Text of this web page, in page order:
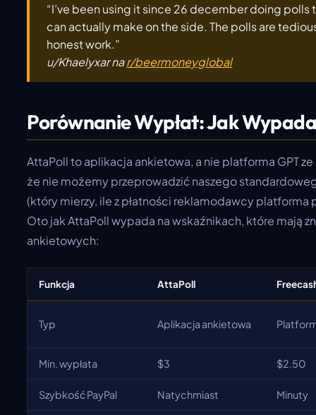
“I’ve been using it since 26 december doing polls
can actually make on the side. The polls are
honest work.”
u/Khaelyxar nar/beermoneyglobal
Porównanie Wypłat: Jak
AttaPoll to aplikacja ankietowa, a nie platforma GPT
że nie możemy przeprowadzić naszego
(który mierzy, ile z płatności reklamodawcy
Oto jak AttaPoll wypada na wskaźnikach, które mają
ankietowych:
Funkcja AttaPoll
Typ Aplikacja ankietowa
Min. wypłata $3 $2.50
Szybkość PayPal Natychmiast Minuty